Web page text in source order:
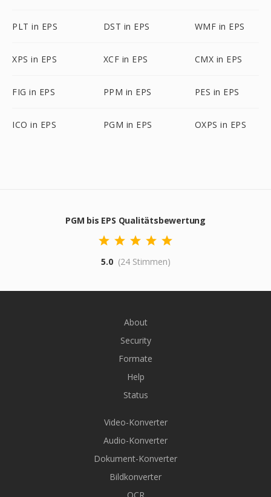
PLT in EPS DST in EPS WMF in EPS
XPS in EPS XCF in EPS CMX in EPS
FIG in EPS PPM in EPS PES in EPS
ICO in EPS PGM in EPS OXPS in EPS
PGM bis EPS Qualitätsbewertung
5.0 (24 Stimmen)
About
Security
Formate
Help
Status
Video-Konverter
Audio-Konverter
Dokument-Konverter
Bildkonverter